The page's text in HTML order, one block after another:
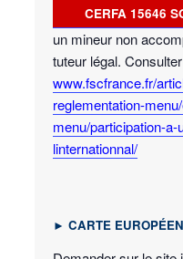
CERFA 15646
un mineur non
tuteur légal.
www.fscfrance.fr/
reglementation-
menu/participation-
linternationnal/
► CARTE EUROPÉ